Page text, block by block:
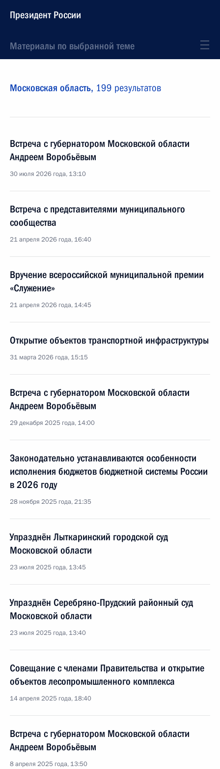
Президент России
Материалы по выбранной теме
Московская область, 199 результатов
Встреча с губернатором Московской области
Андреем Воробьёвым
30 июля 2026 года, 13:10
Встреча с представителями муниципального
сообщества
21 апреля 2026 года, 16:40
Вручение всероссийской муниципальной премии
«Служение»
21 апреля 2026 года, 14:45
Открытие объектов транспортной инфраструктуры
31 марта 2026 года, 15:15
Встреча с губернатором Московской области
Андреем Воробьёвым
29 декабря 2025 года, 14:00
Законодательно устанавливаются особенности
исполнения бюджетов бюджетной системы России
в 2026 году
28 ноября 2025 года, 21:35
Упразднён Лыткаринский городской суд
Московской области
23 июля 2025 года, 13:45
Упразднён Серебряно-Прудский районный суд
Московской области
23 июля 2025 года, 13:40
Совещание с членами Правительства и открытие
объектов лесопромышленного комплекса
14 апреля 2025 года, 18:40
Встреча с губернатором Московской области
Андреем Воробьёвым
8 апреля 2025 года, 13:50